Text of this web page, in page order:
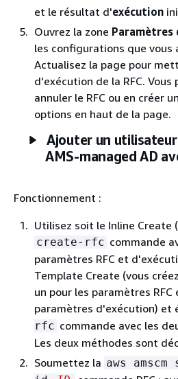
et le résultat d'exécution
Ouvrez la zone Paramètres
les configurations que vous
Actualisez la page pour
d'exécution de la RFC.
annuler le RFC ou en créer
options en haut de la page.
Ajouter un utilisateur
AMS-managed AD
Fonctionnement :
Utilisez soit le Inline Create
create-rfc commande
paramètres RFC et
Template Create (vous
un pour les paramètres RFC
paramètres d'exécution) et
rfc commande avec les
Les deux méthodes sont
Soumettez la aws